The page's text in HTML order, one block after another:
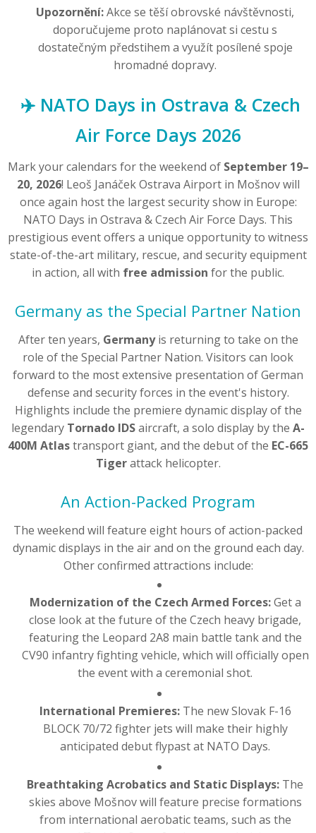
Upozornění:Akce se těší obrovské návštěvnosti,
doporučujeme proto naplánovat si cestu s
dostatečným předstihem a využít posílené spoje
hromadné dopravy.
✈️ NATO Days in Ostrava & Czech
Air Force Days 2026
Mark your calendars for the weekend of September 19–
20, 2026! Leoš Janáček Ostrava Airport in Mošnov will
once again host the largest security show in Europe:
NATO Days in Ostrava & Czech Air Force Days. This
prestigious event offers a unique opportunity to witness
state-of-the-art military, rescue, and security equipment
in action, all with free admission for the public.
Germany as the Special Partner Nation
After ten years, Germanyis returning to take on the
role of the Special Partner Nation. Visitors can look
forward to the most extensive presentation of German
defense and security forces in the event's history.
Highlights include the premiere dynamic display of the
legendary Tornado IDSaircraft, a solo display by the A-
400M Atlastransport giant, and the debut of the EC-665
Tigerattack helicopter.
An Action-Packed Program
The weekend will feature eight hours of action-packed
dynamic displays in the air and on the ground each day.
Other confirmed attractions include:
Modernization of the Czech Armed Forces:Get a
close look at the future of the Czech heavy brigade,
featuring the Leopard 2A8 main battle tank and the
CV90 infantry fighting vehicle, which will officially open
the event with a ceremonial shot.
International Premieres:The new Slovak F-16
BLOCK 70/72 fighter jets will make their highly
anticipated debut flypast at NATO Days.
Breathtaking Acrobatics and Static Displays: The
skies above Mošnov will feature precise formations
from international aerobatic teams, such as the